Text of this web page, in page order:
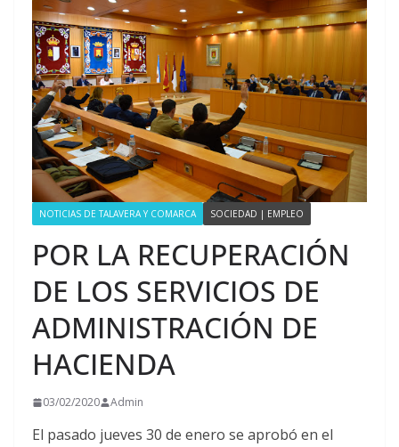
NOTICIAS DE TALAVERA Y COMARCA SOCIEDAD | EMPLEO
POR LA RECUPERACIÓN
DE LOS SERVICIOS DE
ADMINISTRACIÓN DE
HACIENDA
03/02/2020 Admin
El pasado jueves 30 de enero se aprobó en el